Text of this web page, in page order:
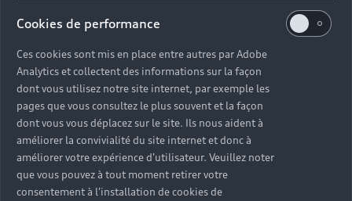
Cookies de performance
Ces cookies sont mis en place entre autres par Adobe
Analytics et collectent des informations sur la façon
dont vous utilisez notre site internet, par exemple les
pages que vous consultez le plus souvent et la façon
dont vous vous déplacez sur le site. Ils nous aident à
améliorer la convivialité du site internet et donc à
améliorer votre expérience d'utilisateur. Veuillez noter
que vous pouvez à tout moment retirer votre
consentement à l'installation de cookies de